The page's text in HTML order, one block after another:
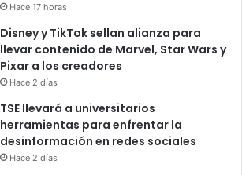
Hace 17 horas
Disney y TikTok sellan alianza para
llevar contenido de Marvel, Star Wars y
Pixar a los creadores
Hace 2 días
TSE llevará a universitarios
herramientas para enfrentar la
desinformación en redes sociales
Hace 2 días